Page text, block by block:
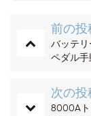
前の投
バッテ
ペダル
次の投
8000Aト